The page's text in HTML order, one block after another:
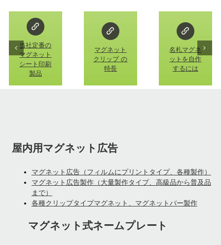
当社定番の
マグネット
シート印刷
製品
マグネット
クリップ の
特長
名札マグネ
ットを自作
するには
屋内用マグネット広告
マグネット広告（フィルムにプリントタイプ、各種製作）
マグネット広告製作（大量製作タイプ、高級品から普及品
まで）
各種クリップタイプマグネット、マグネットバー製作
マグネット式ネームプレート